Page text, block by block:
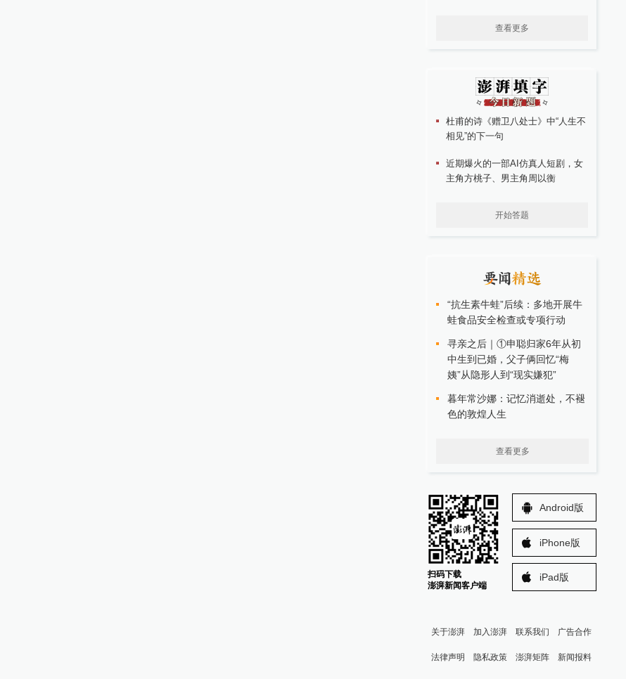
查看更多
杜甫的诗《赠卫八处士》中“人生不
相见”的下一句
近期爆火的一部AI仿真人短剧，女
主角方桃子、男主角周以衡
开始答题
“抗生素牛蛙”后续：多地开展牛
蛙食品安全检查或专项行动
寻亲之后｜①申聪归家6年从初
中生到已婚，父子俩回忆“梅
姨”从隐形人到“现实嫌犯”
暮年常沙娜：记忆消逝处，不褪
色的敦煌人生
查看更多
扫码下载
澎湃新闻客户端
Android版
iPhone版
iPad版
关于澎湃 加入澎湃 联系我们 广告合作
法律声明 隐私政策 澎湃矩阵 新闻报料